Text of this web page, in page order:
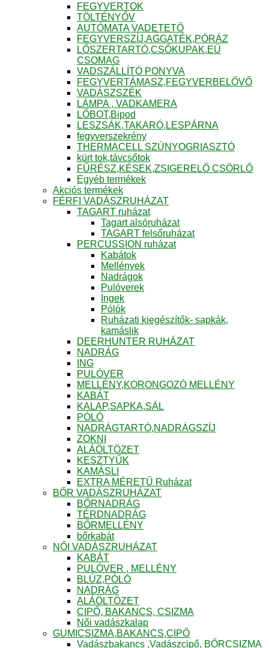
FEGYVERTOK
TÖLTÉNYŐV
AUTÓMATA VADETETŐ
FEGYVERSZÍJ,AGGATÉK,PÓRÁZ
LŐSZERTARTÓ,CSŐKUPAK,EÜ
CSOMAG
VADSZÁLLÍTÓ PONYVA
FEGYVERTÁMASZ,FEGYVERBELŐVŐ
VADÁSZSZÉK
LÁMPA , VADKAMERA
LŐBOT,Bipod
LESZSÁK,TAKARÓ,LESPÁRNA
fegyverszekrény
THERMACELL SZÚNYOGRIASZTÓ
kürt tok,távcsőtok
FŰRÉSZ,KÉSEK,ZSIGERELŐ CSÖRLŐ
Egyéb termékek
Akciós termékek
FÉRFI VADÁSZRUHÁZAT
TAGART ruházat
Tagart alsóruházat
TAGART felsőruházat
PERCUSSION ruházat
Kabátok
Mellények
Nadrágok
Pulóverek
Ingek
Pólók
Ruházati kiegészítők- sapkák,
kamáslik
DEERHUNTER RUHÁZAT
NADRÁG
ING
PULÓVER
MELLÉNY,KORONGOZÓ MELLÉNY
KABÁT
KALAP,SAPKA,SÁL
PÓLÓ
NADRÁGTARTÓ,NADRÁGSZÍJ
ZOKNI
ALÁÖLTÖZET
KESZTYŰK
KAMÁSLI
EXTRA MÉRETŰ Ruházat
BŐR VADÁSZRUHÁZAT
BŐRNADRÁG
TÉRDNADRÁG
BŐRMELLÉNY
bőrkabát
NŐI VADÁSZRUHÁZAT
KABÁT
PULÓVER , MELLÉNY
BLÚZ,PÓLÓ
NADRÁG
ALÁÖLTÖZET
CIPŐ, BAKANCS, CSIZMA
Női vadászkalap
GUMICSIZMA,BAKANCS,CIPŐ
Vadászbakancs ,Vadászcipő, BŐRCSIZMA